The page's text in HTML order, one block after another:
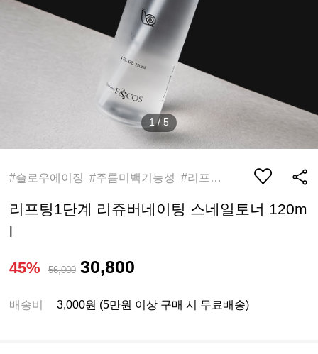
1 / 5
#슬로우에이징 #주름미백기능성 #리프팅토너
리프팅1단계 리쥬버네이팅 스네일토너 120m
l
45% 56,000 30,800
배송비 3,000원 (5만원 이상 구매 시 무료배송)